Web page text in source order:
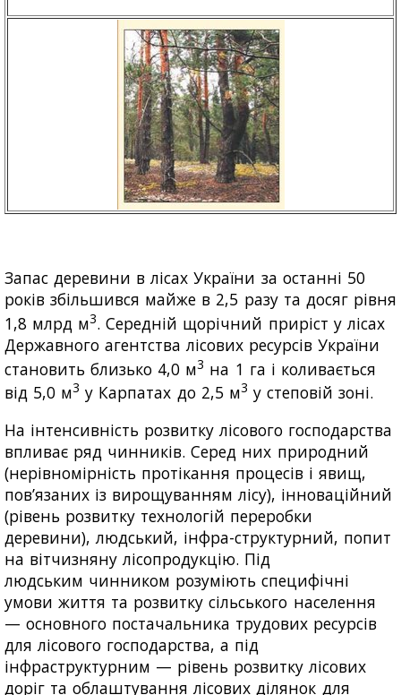
Запас деревини в лісах України за останні 50
років збільшився майже в 2,5 разу та досяг рівня
1,8 млрд м3. Середній щорічний приріст у лісах
Державного агентства лісових ресурсів України
становить близько 4,0 м3 на 1 га і коливається
від 5,0 м3 у Карпатах до 2,5 м3 у степовій зоні.
На інтенсивність розвитку лісового господарства
впливає ряд чинників. Серед них природний
(нерівномірність протікання процесів і явищ,
пов’язаних із вирощуванням лісу), інноваційний
(рівень розвитку технологій переробки
деревини), людський, інфра-структурний, попит
на вітчизняну лісопродукцію. Під
людським чинником розуміють специфічні
умови життя та розвитку сільського населення
— основного постачальника трудових ресурсів
для лісового господарства, а під
інфраструктурним — рівень розвитку лісових
доріг та облаштування лісових ділянок для